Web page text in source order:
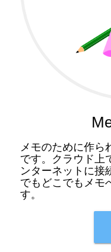
メモのために作ら
です。クラウド上
ンターネットに接
でもどこでもメモ
す。